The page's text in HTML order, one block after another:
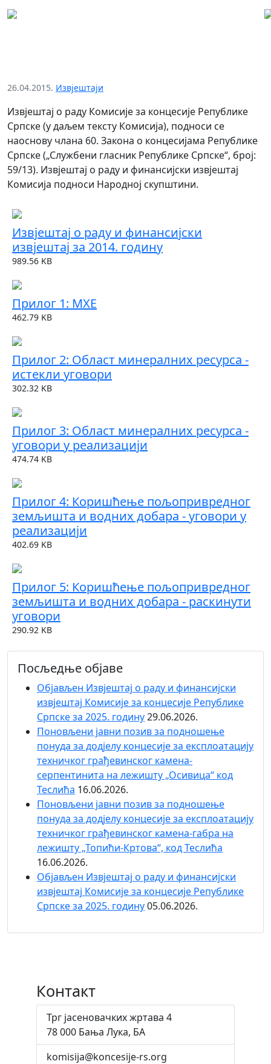
26.04.2015. Извјештаји
Извјештај о раду Комисије за концесије Републике
Српске (у даљем тексту Комисија), подноси се
наоснову члана 60. Закона о концесијама Републике
Српске („Службени гласник Републике Српске“, број:
59/13). Извјештај о раду и финансијски извјештај
Комисија подноси Народној скупштини.
Извјештај о раду и финансијски
извјештај за 2014. годину
989.56 KB
Прилог 1: МХЕ
462.79 KB
Прилог 2: Област минералних ресурса -
истекли уговори
302.32 KB
Прилог 3: Област минералних ресурса -
уговори у реализацији
474.74 KB
Прилог 4: Коришћење пољопривредног
земљишта и водних добара - уговори у
реализацији
402.69 KB
Прилог 5: Коришћење пољопривредног
земљишта и водних добара - раскинути
уговори
290.92 KB
Посљедње објаве
Објaвљен Извјештај о раду и финансијски
извјештај Комисије за концесије Републике
Српске за 2025. годину29.06.2026.
Поновљени јавни позив за подношење
понуда за додјелу концесије за експлоатацију
техничког грађевинског камена-
серпентинита на лежишту „Осивица“ код
Теслића 16.06.2026.
Поновљени јавни позив за подношење
понуда за додјелу концесије за експлоатацију
техничког грађевинског камена-габра на
лежишту „Топићи-Кртова“, код Теслића
16.06.2026.
Објaвљен Извјештај о раду и финансијски
извјештај Комисије за концесије Републике
Српске за 2025. годину05.06.2026.
Контакт
Трг јасеновачких жртава 4
78 000 Бања Лука, БА
komisija@koncesije-rs.org